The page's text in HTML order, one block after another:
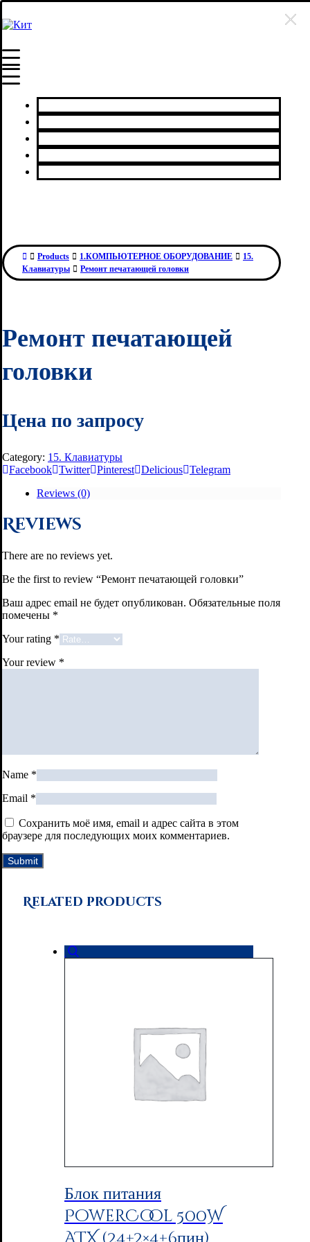
Products 1.КОМПЬЮТЕРНОЕ ОБОРУДОВАНИЕ
15.
Клавиатуры
Ремонт печатающей головки
Ремонт печатающей
головки
Цена по запросу
Category: 15. Клавиатуры
Facebook Twitter Pinterest Delicious Telegram
Reviews (0)
Reviews
There are no reviews yet.
Be the first to review “Ремонт печатающей головки”
Ваш адрес email не будет опубликован. Обязательные поля
помечены *
Your rating *
Your review *
Name *
Email *
Сохранить моё имя, email и адрес сайта в этом
браузере для последующих моих комментариев.
Related products
Блок питания
PowerCool 500W